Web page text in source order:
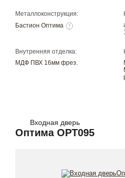
Металлоконструкция:
Бастион Оптима
Внутренняя отделка:
МДФ ПВХ 16мм фрез.
Входная дверь
Оптима OPT095